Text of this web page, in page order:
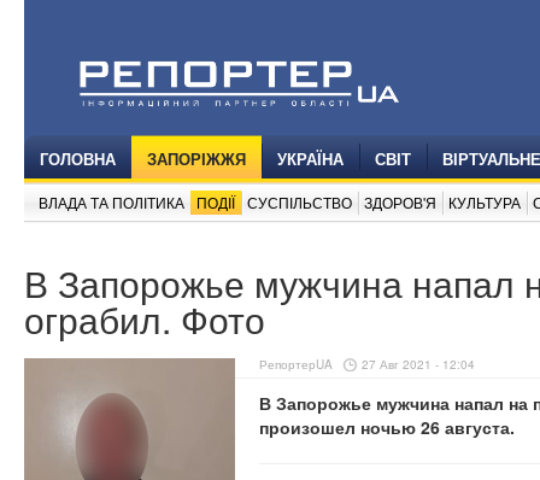
ГОЛОВНА ЗАПОРІЖЖЯ УКРАЇНА СВІТ
ВЛАДА ТА ПОЛІТИКА ПОДІЇ СУСПІЛЬСТВО ЗДОРОВ'Я КУЛЬТУРА
В Запорожье мужчина напал
ограбил. Фото
РепортерUA 27 Авг 2021 - 12:04
В Запорожье мужчина напал на
произошел ночью 26 августа.